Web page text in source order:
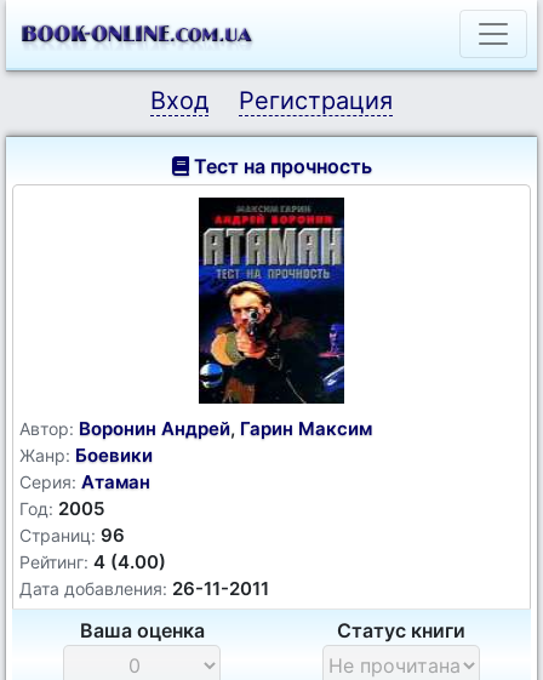
Вход Регистрация
Тест на прочность
Автор: Воронин Андрей, Гарин Максим
Жанр: Боевики
Серия: Атаман
Год: 2005
Страниц: 96
Рейтинг: 4 (4.00)
Дата добавления: 26-11-2011
Ваша оценка Статус книги